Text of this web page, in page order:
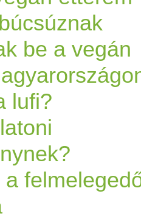
be a vegán
lufi?